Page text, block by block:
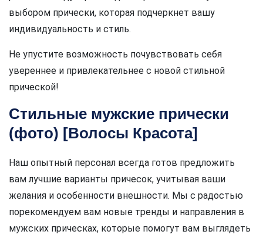
выбором прически, которая подчеркнет вашу
индивидуальность и стиль.
Не упустите возможность почувствовать себя
увереннее и привлекательнее с новой стильной
прической!
Стильные мужские прически
(фото) [Волосы Красота]
Наш опытный персонал всегда готов предложить
вам лучшие варианты причесок, учитывая ваши
желания и особенности внешности. Мы с радостью
порекомендуем вам новые тренды и направления в
мужских прическах, которые помогут вам выглядеть